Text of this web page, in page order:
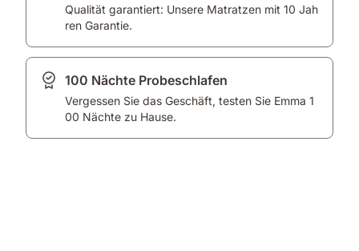
Qualität garantiert: Unsere Matratzen mit 10 Jah
ren Garantie.
100 Nächte Probeschlafen
Vergessen Sie das Geschäft, testen Sie Emma 1
00 Nächte zu Hause.